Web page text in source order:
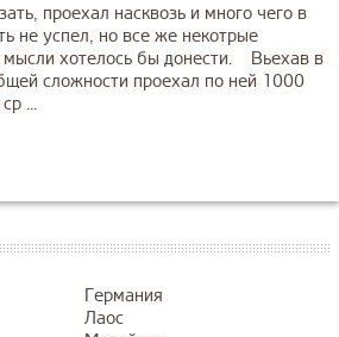
проехал насквозь и много чего в
не успел, но все же некотрые
мысли хотелось бы донести. Вьехав в
сложности проехал по ней 1000
...
Германия
Лаос